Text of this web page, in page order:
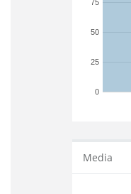
0
25
50
75
Media